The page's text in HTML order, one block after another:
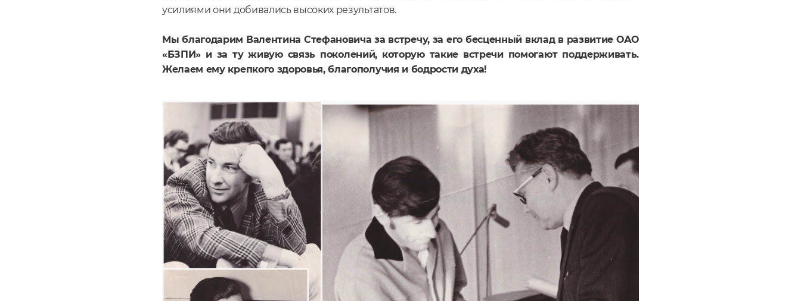
усилиями они добивались высоких результатов.
Мы благодарим Валентина Стефановича за встречу, за его бесценный вклад в развитие ОАО
«БЗПИ» и за ту живую связь поколений, которую такие встречи помогают поддерживать.
Желаем ему крепкого здоровья, благополучия и бодрости духа!